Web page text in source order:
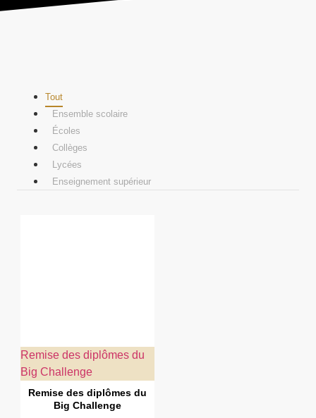
Tout
Ensemble scolaire
Écoles
Collèges
Lycées
Enseignement supérieur
Remise des diplômes du
Big Challenge
Remise des diplômes du
Big Challenge